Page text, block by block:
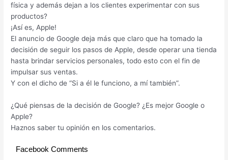
física y además dejan a los clientes experimentar con sus
productos?
¡Así es, Apple!
El anuncio de Google deja más que claro que ha tomado la
decisión de seguir los pasos de Apple, desde operar una tienda
hasta brindar servicios personales, todo esto con el fin de
impulsar sus ventas.
Y con el dicho de “Si a él le funciono, a mí también”.
¿Qué piensas de la decisión de Google? ¿Es mejor Google o
Apple?
Haznos saber tu opinión en los comentarios.
Facebook Comments